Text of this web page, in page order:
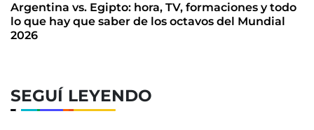
Argentina vs. Egipto: hora, TV, formaciones y todo
lo que hay que saber de los octavos del Mundial
2026
SEGUÍ LEYENDO